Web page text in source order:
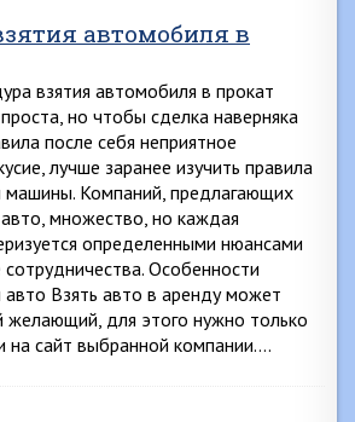
автомобиля в
взятия автомобиля в прокат
но чтобы сделка наверняка
после себя неприятное
лучше заранее изучить правила
машины. Компаний, предлагающих
множество, но каждая
определенными нюансами
сотрудничества. Особенности
Взять авто в аренду может
для этого нужно только
на сайт выбранной компании….